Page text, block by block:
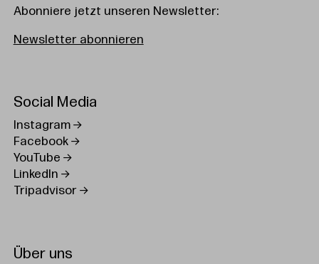
Abonniere jetzt unseren Newsletter:
Newsletter abonnieren
Social Media
Instagram
Facebook
YouTube
LinkedIn
Tripadvisor
Über uns